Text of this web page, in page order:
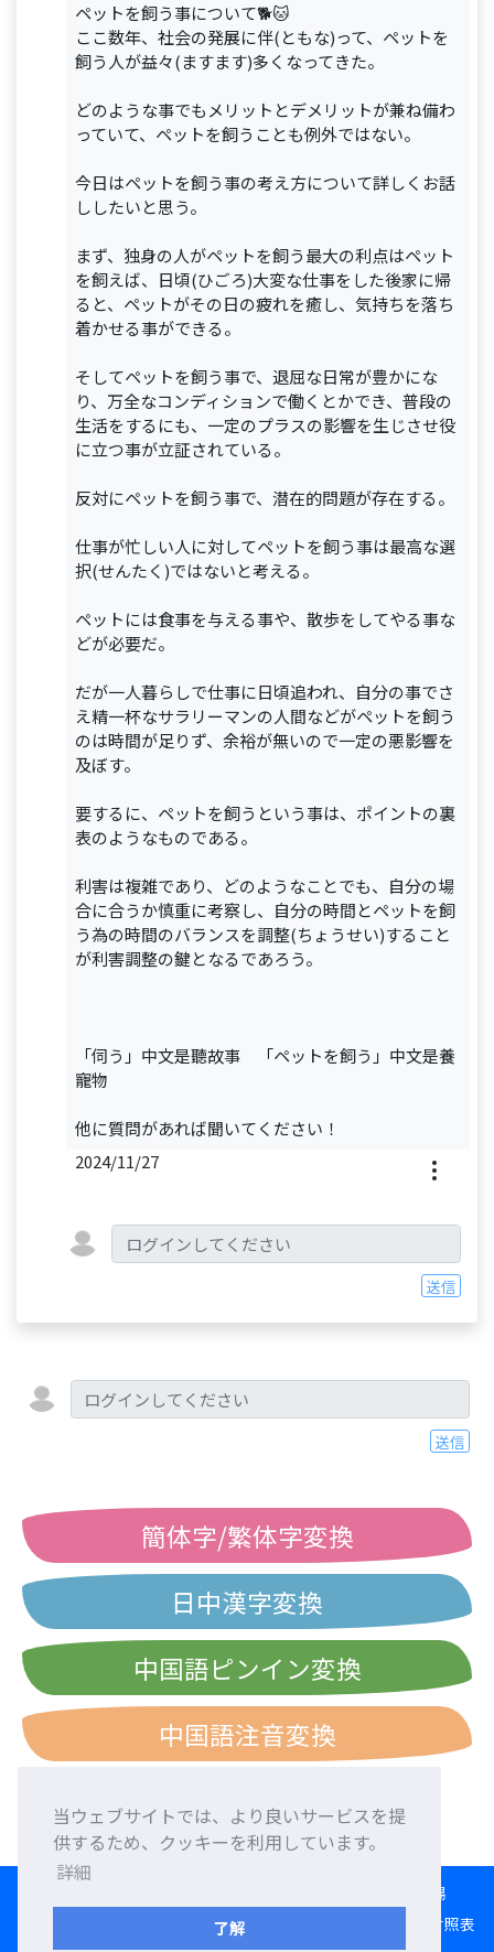
当ウェブサイトでは、より良いサービスを提
供するため、クッキーを利用しています。
詳細
了解
ペットを飼う事について🐕🐱
ここ数年、社会の発展に伴(ともな)って、ペットを
飼う人が益々(ますます)多くなってきた。
どのような事でもメリットとデメリットが兼ね備わ
っていて、ペットを飼うことも例外ではない。
今日はペットを飼う事の考え方について詳しくお話
ししたいと思う。
まず、独身の人がペットを飼う最大の利点はペット
を飼えば、日頃(ひごろ)大変な仕事をした後家に帰
ると、ペットがその日の疲れを癒し、気持ちを落ち
着かせる事ができる。
そしてペットを飼う事で、退屈な日常が豊かにな
り、万全なコンディションで働くとかでき、普段の
生活をするにも、一定のプラスの影響を生じさせ役
に立つ事が立証されている。
反対にペットを飼う事で、潜在的問題が存在する。
仕事が忙しい人に対してペットを飼う事は最高な選
択(せんたく)ではないと考える。
ペットには食事を与える事や、散歩をしてやる事な
どが必要だ。
だが一人暮らしで仕事に日頃追われ、自分の事でさ
え精一杯なサラリーマンの人間などがペットを飼う
のは時間が足りず、余裕が無いので一定の悪影響を
及ぼす。
要するに、ペットを飼うという事は、ポイントの裏
表のようなものである。
利害は複雑であり、どのようなことでも、自分の場
合に合うか慎重に考察し、自分の時間とペットを飼
う為の時間のバランスを調整(ちょうせい)すること
が利害調整の鍵となるであろう。
「伺う」中文是聽故事 「ペットを飼う」中文是養
寵物
他に質問があれば聞いてください！
2024/11/27
送信
送信
簡体字/繁体字変換
日中漢字変換
中国語ピンイン変換
中国語注音変換
交流広場
日本語ローマ字入力練習
西暦・和暦・民国暦対照表